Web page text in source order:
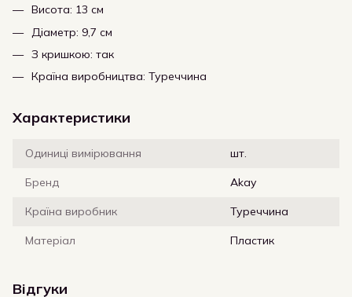
Висота: 13 см
Діаметр: 9,7 см
З кришкою: так
Країна виробництва: Туреччина
Характеристики
Одиниці вимірювання шт.
Бренд Akay
Країна виробник Туреччина
Матеріал Пластик
Відгуки